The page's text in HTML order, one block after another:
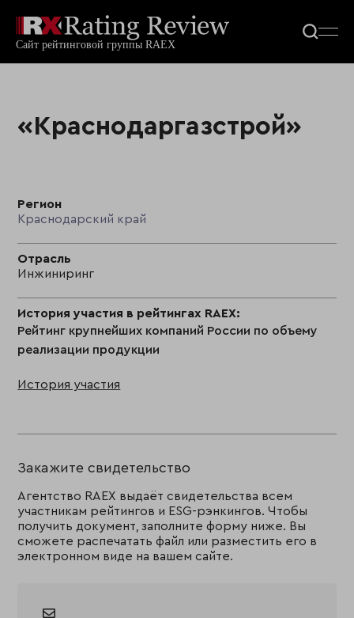
«Краснодаргазстрой»
Регион
Краснодарский край
Отрасль
Инжиниринг
История участия в рейтингах RAEX:
Рейтинг крупнейших компаний России по объему
реализации продукции
История участия
Закажите свидетельство
Агентство RAEX выдаёт свидетельства всем
участникам рейтингов и ESG-рэнкингов. Чтобы
получить документ, заполните форму ниже. Вы
сможете распечатать файл или разместить его в
электронном виде на вашем сайте.